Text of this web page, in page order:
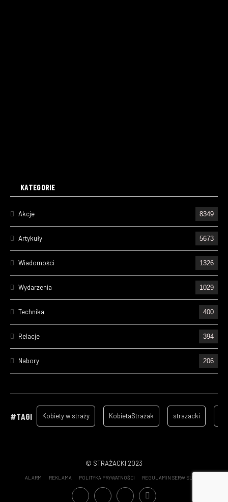
KATEGORIE
Akcje 8349
Artykuły 5673
Wiadomości 1326
Wydarzenia 1029
Technika 400
Relacje 394
Nabory 206
157
#TAGI Kobiety w straży KobietaStrażak strazacki
© STRAŻACKI 2023
ALARM REKLAMA POLITYKA PRYWATNOŚCI REGULAMIN SERWISU